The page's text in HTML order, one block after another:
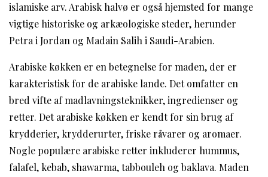
islamiske arv. Arabisk halvø er også hjemsted for mange
vigtige historiske og arkæologiske steder, herunder
Petra i Jordan og Madain Salih i Saudi-Arabien.
Arabiske køkken er en betegnelse for maden, der er
karakteristisk for de arabiske lande. Det omfatter en
bred vifte af madlavningsteknikker, ingredienser og
retter. Det arabiske køkken er kendt for sin brug af
krydderier, krydderurter, friske råvarer og aromaer.
Nogle populære arabiske retter inkluderer hummus,
falafel, kebab, shawarma, tabbouleh og baklava. Maden